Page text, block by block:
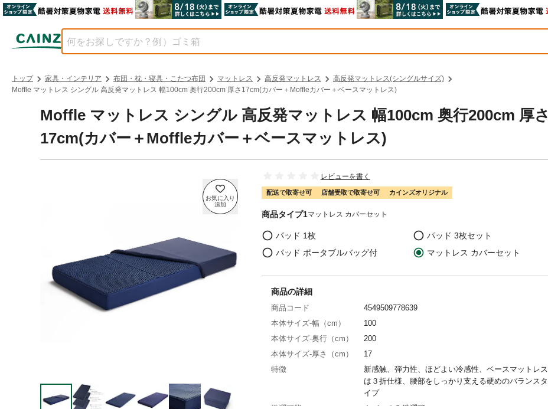
トップ 家具・インテリア 布団・枕・寝具・こたつ布団 マットレス 高反発マットレス
高反発マットレス(シングルサイズ)
Moffle マットレス シングル 高反発マットレス 幅100cm 奥行200cm 厚さ17cm(カバー＋Moffleカバー＋ベースマットレス)
Moffle マットレス シングル 高反発マットレス 幅100cm 奥行200cm 厚さ
17cm(カバー＋Moffleカバー＋ベースマットレス)
レビューを書く
配送で取寄せ可 店舗受取で取寄せ可 カインズオリジナル
商品タイプ1マットレス カバーセット
パッド 1枚
パッド 3枚セット
パッド ポータブルバッグ付
マットレス カバーセット
商品の詳細
商品コード
4549509778639
本体サイズ-幅（cm）
100
本体サイズ-奥行（cm）
200
本体サイズ-厚さ（cm）
17
特徴
新感触、弾力性、ほどよい冷感性、ベースマットレス
は３折仕様、腰部をしっかり支える硬めのバランスタ
イプ